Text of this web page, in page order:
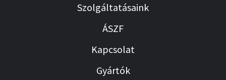
Szolgáltatásaink
ÁSZF
Kapcsolat
Gyártók